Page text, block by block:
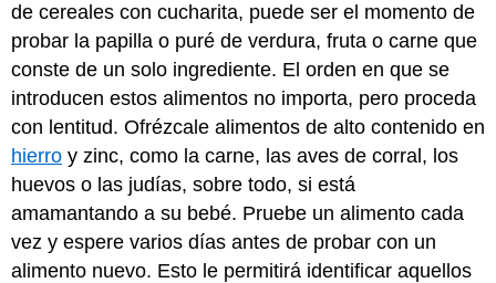
de cereales con cucharita, puede ser el momento de
probar la papilla o puré de verdura, fruta o carne que
conste de un solo ingrediente. El orden en que se
introducen estos alimentos no importa, pero proceda
con lentitud. Ofrézcale alimentos de alto contenido en
hierro y zinc, como la carne, las aves de corral, los
huevos o las judías, sobre todo, si está
amamantando a su bebé. Pruebe un alimento cada
vez y espere varios días antes de probar con un
alimento nuevo. Esto le permitirá identificar aquellos